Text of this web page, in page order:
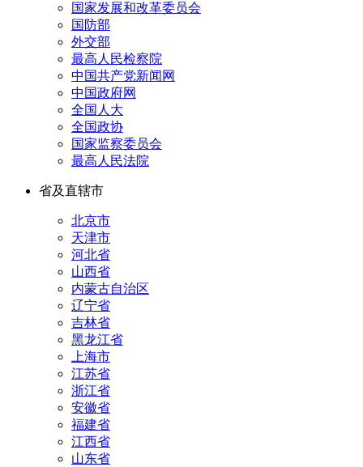
国家发展和改革委员会
国防部
外交部
最高人民检察院
中国共产党新闻网
中国政府网
全国人大
全国政协
国家监察委员会
最高人民法院
省及直辖市
北京市
天津市
河北省
山西省
内蒙古自治区
辽宁省
吉林省
黑龙江省
上海市
江苏省
浙江省
安徽省
福建省
江西省
山东省